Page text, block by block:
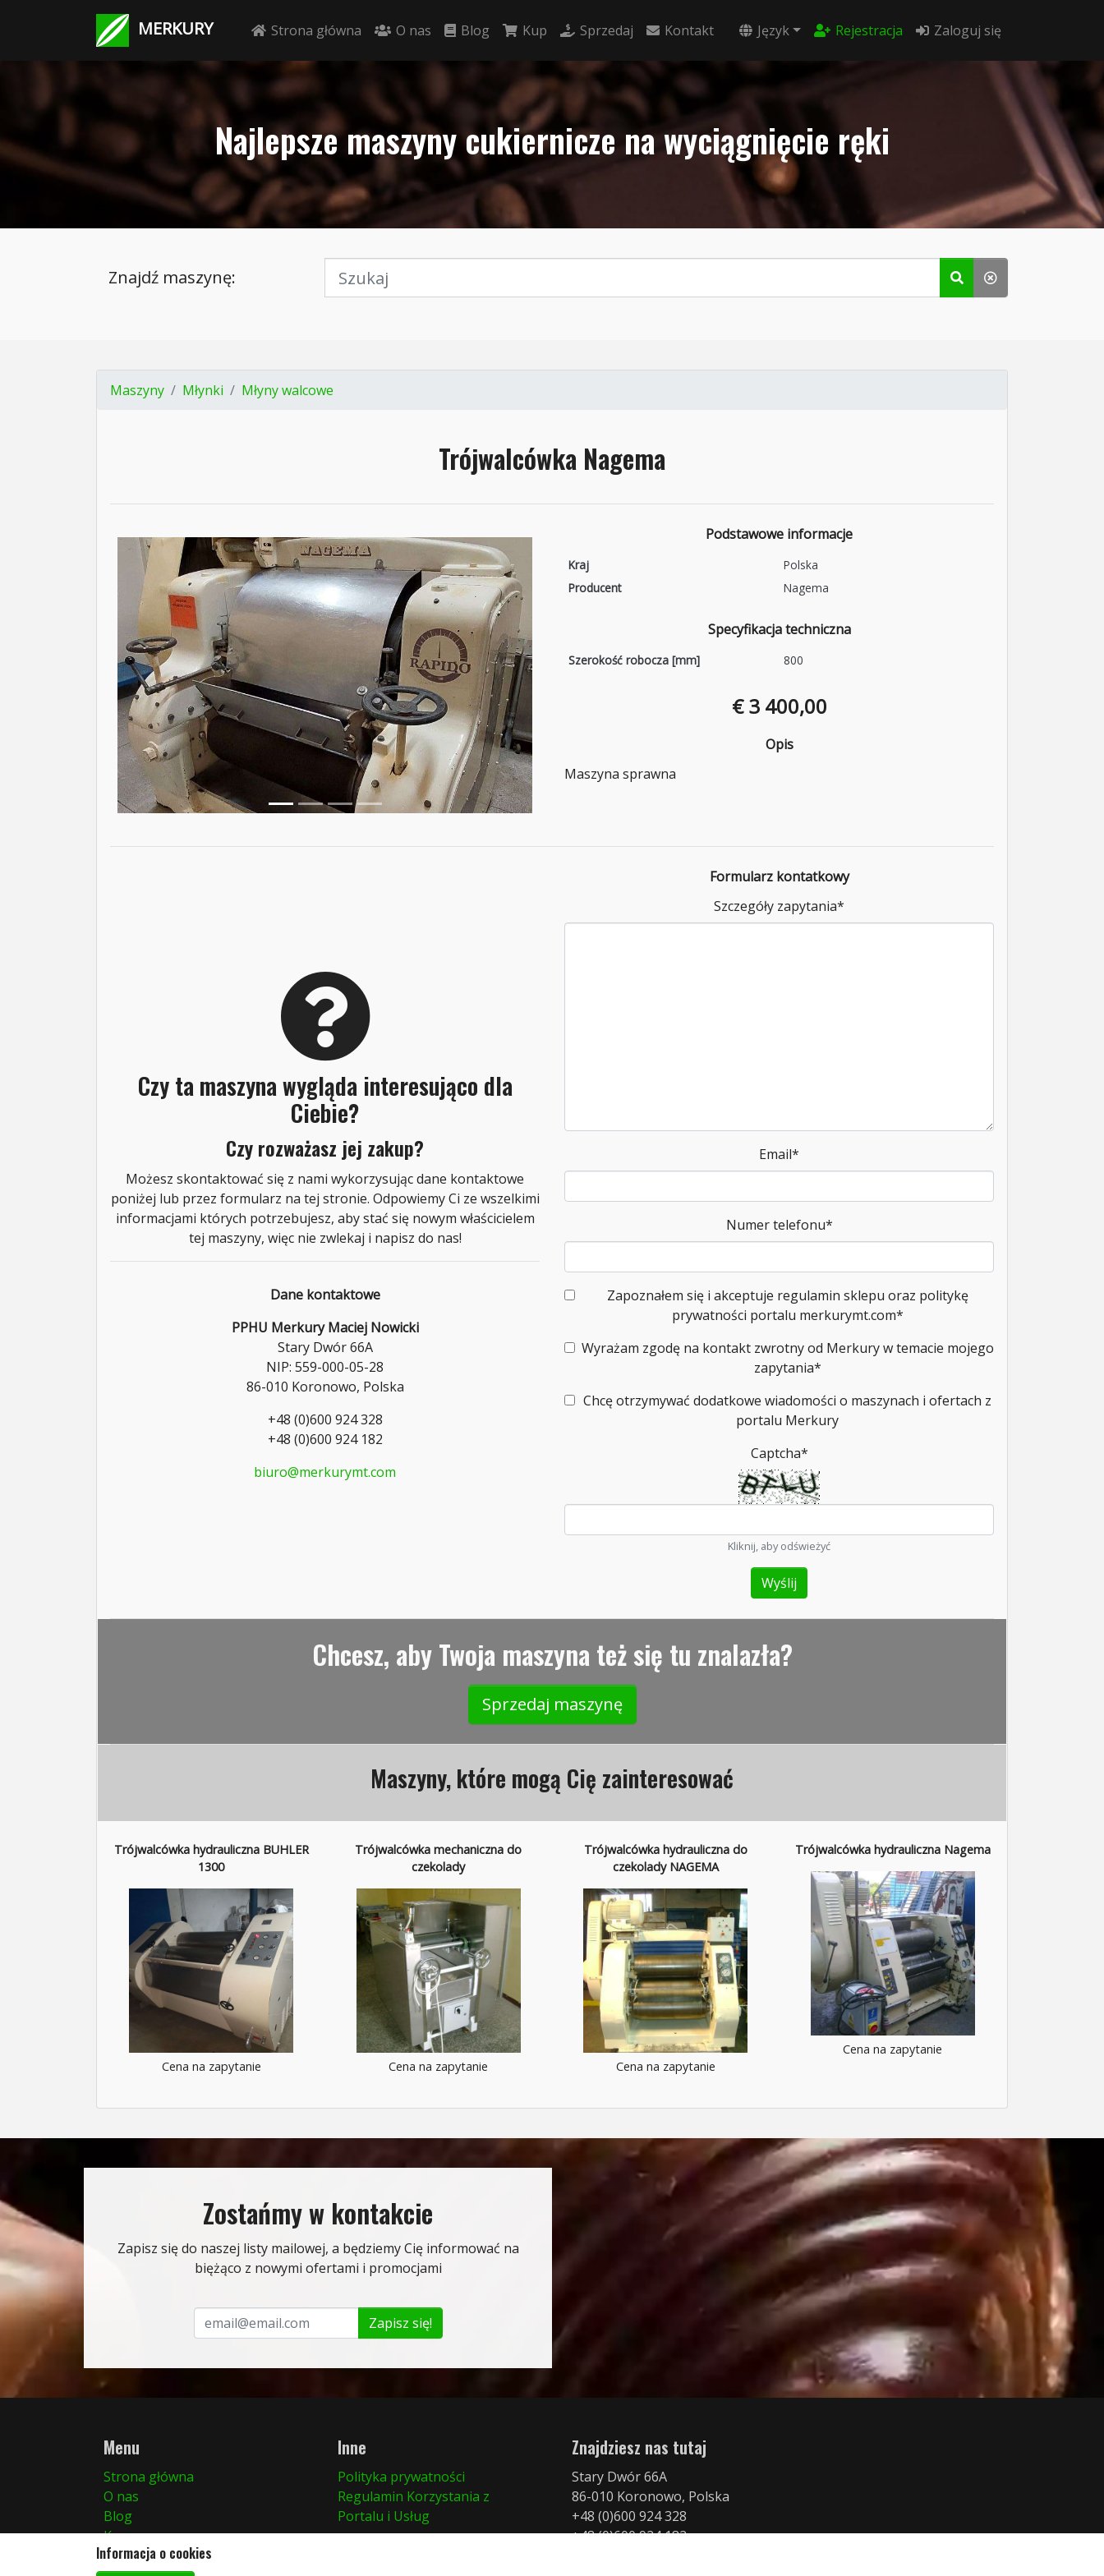
MERKURY Strona główna O nas Blog Kup Sprzedaj Kontakt Język Rejestracja Zaloguj się
Najlepsze maszyny cukiernicze na wyciągnięcie ręki
Znajdź maszynę:
Maszyny Młynki Młyny walcowe
Trójwalcówka Nagema
Podstawowe informacje
Kraj
Polska
Producent
Nagema
Specyfikacja techniczna
Szerokość robocza [mm] 800
€ 3 400,00
Opis
Maszyna sprawna
Czy ta maszyna wygląda interesująco dla
Ciebie?
Czy rozważasz jej zakup?
Możesz skontaktować się z nami wykorzysując dane kontaktowe
poniżej lub przez formularz na tej stronie. Odpowiemy Ci ze wszelkimi
informacjami których potrzebujesz, aby stać się nowym właścicielem
tej maszyny, więc nie zwlekaj i napisz do nas!
Dane kontaktowe
PPHU Merkury Maciej Nowicki
Stary Dwór 66A
NIP: 559-000-05-28
86-010 Koronowo, Polska
+48 (0)600 924 328
+48 (0)600 924 182
biuro@merkurymt.com
Formularz kontatkowy
Szczegóły zapytania*
Email*
Numer telefonu*
Zapoznałem się i akceptuje regulamin sklepu oraz politykę
prywatności portalu merkurymt.com*
Wyrażam zgodę na kontakt zwrotny od Merkury w temacie mojego
zapytania*
Chcę otrzymywać dodatkowe wiadomości o maszynach i ofertach z
portalu Merkury
Captcha*
Kliknij, aby odświeżyć
Chcesz, aby Twoja maszyna też się tu znalazła?
Sprzedaj maszynę
Maszyny, które mogą Cię zainteresować
Trójwalcówka hydrauliczna BUHLER
1300
Cena na zapytanie
Trójwalcówka mechaniczna do
czekolady
Cena na zapytanie
Trójwalcówka hydrauliczna do
czekolady NAGEMA
Cena na zapytanie
Trójwalcówka hydrauliczna Nagema
Cena na zapytanie
Zostańmy w kontakcie
Zapisz się do naszej listy mailowej, a będziemy Cię informować na
biężąco z nowymi ofertami i promocjami
Zapisz się!
Menu
Strona główna
O nas
Blog
Kup maszynę
Sprzedaj maszynę
Inne
Polityka prywatności
Regulamin Korzystania z
Portalu i Usług
Znajdziesz nas tutaj
Stary Dwór 66A
86-010 Koronowo, Polska
+48 (0)600 924 328
+48 (0)600 924 182
Informacja o cookies